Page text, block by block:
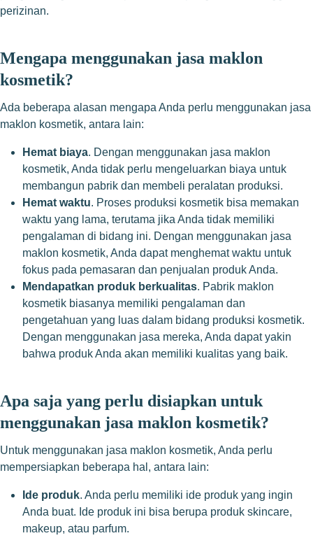
perizinan.
Mengapa menggunakan jasa maklon
kosmetik?
Ada beberapa alasan mengapa Anda perlu menggunakan jasa
maklon kosmetik, antara lain:
Hemat biaya. Dengan menggunakan jasa maklon
kosmetik, Anda tidak perlu mengeluarkan biaya untuk
membangun pabrik dan membeli peralatan produksi.
Hemat waktu. Proses produksi kosmetik bisa memakan
waktu yang lama, terutama jika Anda tidak memiliki
pengalaman di bidang ini. Dengan menggunakan jasa
maklon kosmetik, Anda dapat menghemat waktu untuk
fokus pada pemasaran dan penjualan produk Anda.
Mendapatkan produk berkualitas. Pabrik maklon
kosmetik biasanya memiliki pengalaman dan
pengetahuan yang luas dalam bidang produksi kosmetik.
Dengan menggunakan jasa mereka, Anda dapat yakin
bahwa produk Anda akan memiliki kualitas yang baik.
Apa saja yang perlu disiapkan untuk
menggunakan jasa maklon kosmetik?
Untuk menggunakan jasa maklon kosmetik, Anda perlu
mempersiapkan beberapa hal, antara lain:
Ide produk. Anda perlu memiliki ide produk yang ingin
Anda buat. Ide produk ini bisa berupa produk skincare,
makeup, atau parfum.